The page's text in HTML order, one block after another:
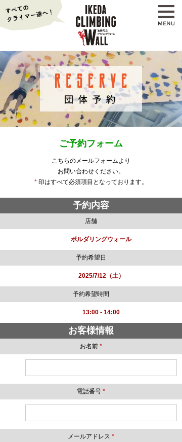
ご予約フォーム
こちらのメールフォームより
お問い合わせください。
* 印はすべて必須項目となっております。
予約内容
店舗
ボルダリングウォール
予約希望日
2025/7/12（土）
予約希望時間
13:00 - 14:00
お客様情報
お名前 *
電話番号 *
メールアドレス *